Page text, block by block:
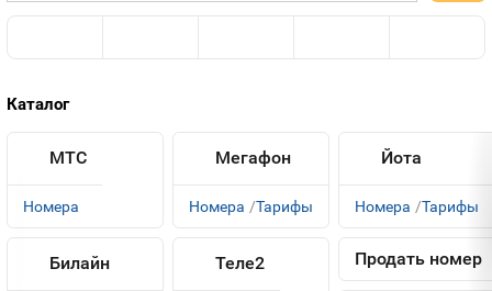
Каталог
МТС
Номера
Билайн
Мегафон
Номера Тарифы
Теле2
Йота
Номера Тарифы
Продать номер